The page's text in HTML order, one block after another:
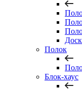
Полок
Блок-хаус